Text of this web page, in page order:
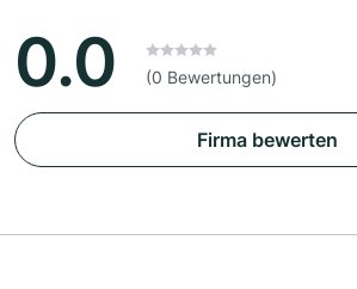
0.0 (0 Bewertungen)
Firma bewerten